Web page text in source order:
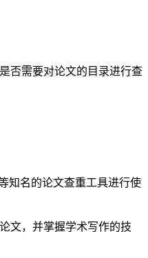
否需要对论文的目录进行查
知名的论文查重工具进行使
文，并掌握学术写作的技